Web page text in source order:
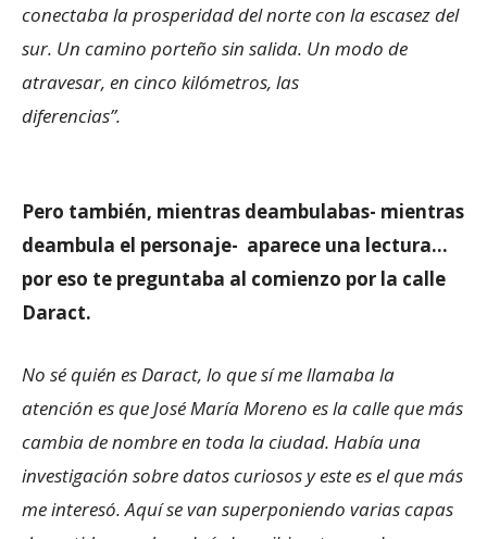
conectaba la prosperidad del norte con la escasez del
sur. Un camino porteño sin salida. Un modo de
atravesar, en cinco kilómetros, las
diferencias”.
Pero también, mientras deambulabas- mientras
deambula el personaje- aparece una lectura…
por eso te preguntaba al comienzo por la calle
Daract.
No sé quién es Daract, lo que sí me llamaba la
atención es que José María Moreno es la calle que más
cambia de nombre en toda la ciudad. Había una
investigación sobre datos curiosos y este es el que más
me interesó. Aquí se van superponiendo varias capas